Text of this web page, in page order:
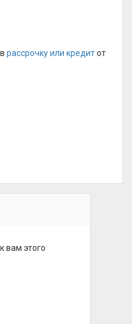
врассрочку или кредитот
вам этого